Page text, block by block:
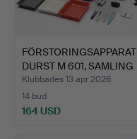
FÖRSTORINGSAPPARAT
DURST M 601, SAMLING
ti…
Klubbades 13 apr 2026
14 bud
164 USD